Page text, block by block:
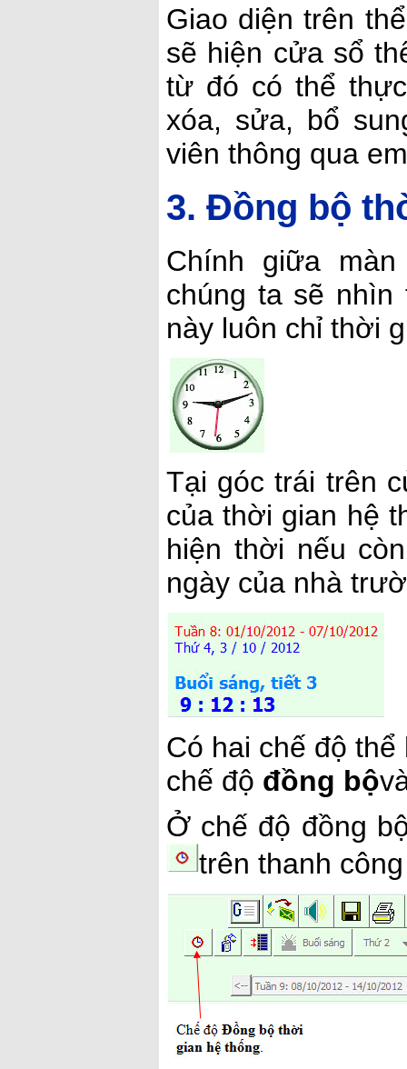
Giao diện trên
sẽ hiện cửa sổ
từ đó có thể
xóa, sửa, bổ
viên thông qua
3. Đồng bộ
Chính giữa
chúng ta sẽ
này luôn chỉ thời
Tại góc trái trên
của thời gian hệ
hiện thời nếu
ngày của nhà
Có hai chế độ
chế độ đồng bộ
Ở chế độ đồng
trên thanh